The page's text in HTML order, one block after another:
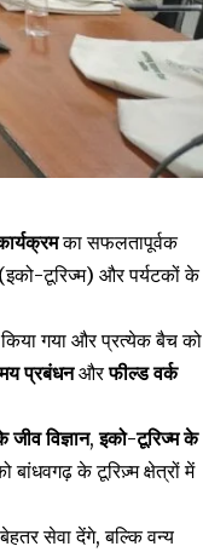
का सफलतापूर्वक
(इको-टूरिज्म) और पर्यटकों के
गया और प्रत्येक बैच को
प्रबंधनऔरफील्ड वर्क
जीव विज्ञान,इको-टूरिज्म के
बांधवगढ़ के टूरिज़्म क्षेत्रों में
सेवा देंगे, बल्कि वन्य